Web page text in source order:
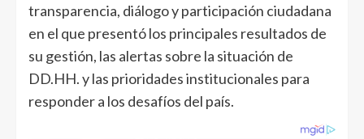
transparencia, diálogo y participación ciudadana
en el que presentó los principales resultados de
su gestión, las alertas sobre la situación de
DD.HH. y las prioridades institucionales para
responder a los desafíos del país.